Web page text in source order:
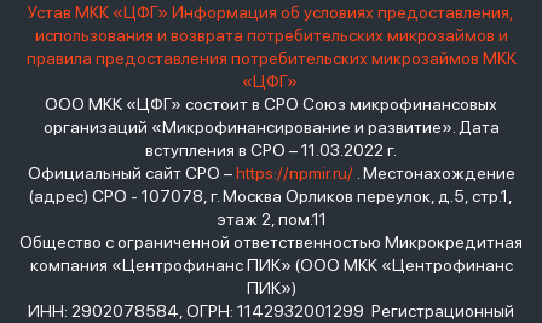
Устав МКК «ЦФГ» Информация об условиях предоставления,
использования и возврата потребительских микрозаймов и
правила предоставления потребительских микрозаймов МКК
«ЦФГ»
ООО МКК «ЦФГ» состоит в СРО Союз микрофинансовых
организаций «Микрофинансирование и развитие». Дата
вступления в СРО – 11.03.2022 г.
Официальный сайт СРО –https://npmir.ru/. Местонахождение
(адрес) СРО - 107078, г. Москва Орликов переулок, д.5, стр.1,
этаж 2, пом.11
Общество с ограниченной ответственностью Микрокредитная
компания «Центрофинанс ПИК» (ООО МКК «Центрофинанс
ПИК»)
ИНН: 2902078584, ОГРН: 1142932001299 Регистрационный